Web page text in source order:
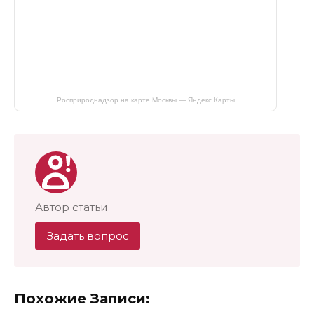
Росприроднадзор на карте Москвы — Яндекс.Карты
Автор статьи
Задать вопрос
Похожие Записи: